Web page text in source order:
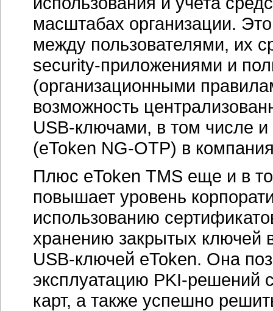
масштабах организации.
между пользователями, их
security-приложениями и
(организационными
возможность
USB-ключами, в том числе
(eToken NG-OTP) в
Плюс eToken TMS еще и в
повышает уровень
использованию
хранению закрытых ключей
USB-ключей eToken. Она
эксплуатацию PKI-решений
карт, а также успешно